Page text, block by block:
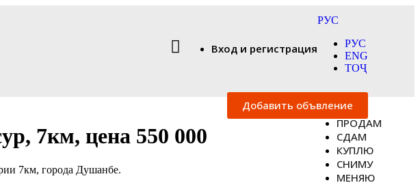
Вход и регистрация
РУС
РУС
ENG
ТОҶ
Добавить объвление
ПРОДАМ
СДАМ
КУПЛЮ
СНИМУ
МЕНЯЮ
7км, цена 550 000
7км, города Душанбе.